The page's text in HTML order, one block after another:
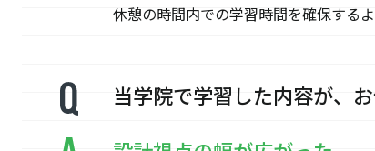
休憩の時間内での学習時間を確保するよ
当学院で学習した内容が、